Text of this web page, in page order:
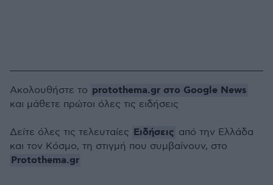
Ακολουθήστε το protothema.gr στο Google News
και μάθετε πρώτοι όλες τις ειδήσεις
Δείτε όλες τις τελευταίες Ειδήσεις από την Ελλάδα
και τον Κόσμο, τη στιγμή που συμβαίνουν, στο
Protothema.gr